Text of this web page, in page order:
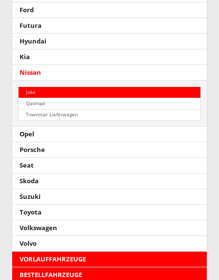
Ford
Futura
Hyundai
Kia
Nissan
Juke
Qashqai
Townstar Lieferwagen
Opel
Porsche
Seat
Skoda
Suzuki
Toyota
Volkswagen
Volvo
VORLAUFFAHRZEUGE
BESTELLFAHRZEUGE